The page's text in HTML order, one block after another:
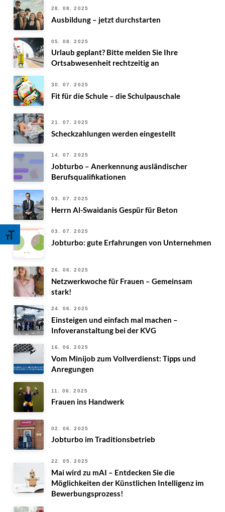
Schrift vergrößern
28. 08. 2025
Ausbildung – jetzt durchstarten
05. 08. 2025
Urlaub geplant? Bitte melden Sie Ihre
Ortsabwesenheit rechtzeitig an
30. 07. 2025
Fit für die Schule – die Schulpauschale
21. 07. 2025
Scheckzahlungen werden eingestellt
14. 07. 2025
Jobturbo – Anerkennung ausländischer
Berufsqualifikationen
03. 07. 2025
Herrn Al-Swaidanis Gespür für Beton
03. 07. 2025
Jobturbo: gute Erfahrungen von Unternehmen
26. 06. 2025
Netzwerkwoche für Frauen – Gemeinsam
stark!
24. 06. 2025
Einsteigen und einfach mal machen –
Infoveranstaltung bei der KVG
16. 06. 2025
Vom Minijob zum Vollverdienst: Tipps und
Anregungen
11. 06. 2025
Frauen ins Handwerk
02. 06. 2025
Jobturbo im Traditionsbetrieb
22. 05. 2025
Mai wird zu mAI – Entdecken Sie die
Möglichkeiten der Künstlichen Intelligenz im
Bewerbungsprozess!